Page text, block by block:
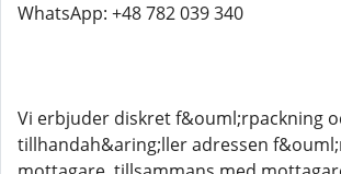
WhatsApp: +48 782 039 340
Vi erbjuder diskret f&ouml;rpackning
tillhandah&aring;ller adressen